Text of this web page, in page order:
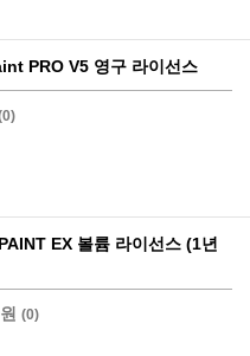
PRO V5 영구 라이선스
EX 볼륨 라이선스 (1년
(0)